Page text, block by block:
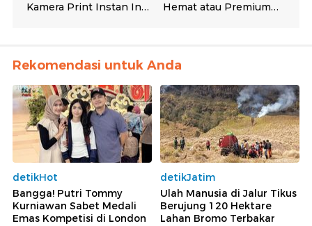
Rekomendasi untuk Anda
detikHot
Bangga! Putri Tommy
Kurniawan Sabet Medali
Emas Kompetisi di London
detikJatim
Ulah Manusia di Jalur Tikus
Berujung 120 Hektare
Lahan Bromo Terbakar